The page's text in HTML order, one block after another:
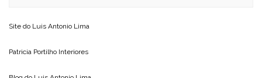
Site do Luis Antonio Lima
Patricia Portilho Interiores